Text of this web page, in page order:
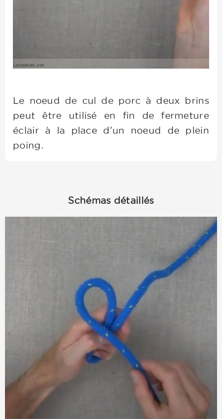
Le noeud de cul de porc à deux brins
peut être utilisé en fin de fermeture
éclair à la place d'un noeud de plein
poing.
Schémas détaillés